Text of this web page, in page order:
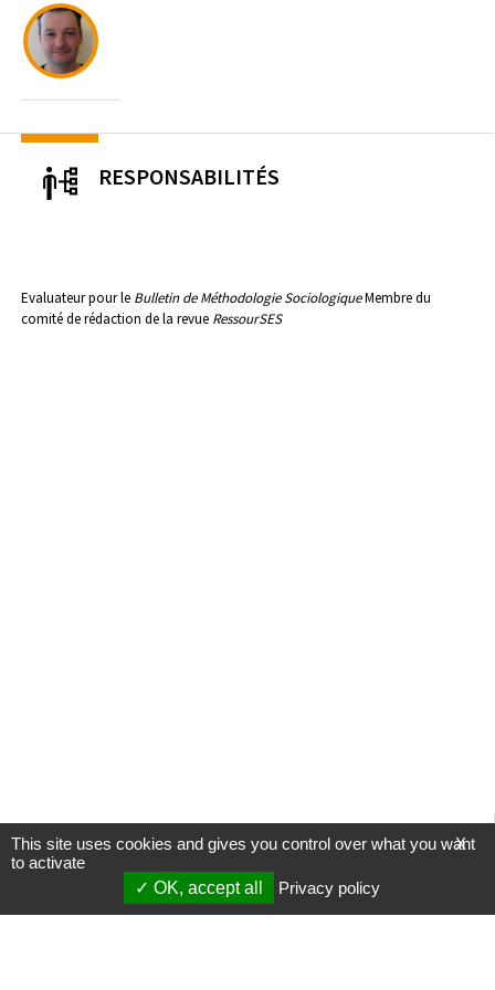
RESPONSABILITÉS
Evaluateur pour le Bulletin de Méthodologie SociologiqueMembre du
comité de rédaction de la revue RessourSES
X
This site uses cookies and gives you control over what you want
to activate
OK, accept all
Privacy policy